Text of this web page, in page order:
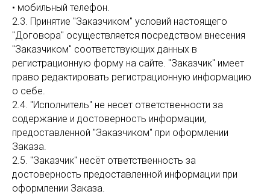
• мобильный телефон.
2.3. Принятие "Заказчиком" условий настоящего
"Договора" осуществляется посредством внесения
"Заказчиком" соответствующих данных в
регистрационную форму на сайте. "Заказчик" имеет
право редактировать регистрационную информацию
о себе.
2.4. "Исполнитель" не несет ответственности за
содержание и достоверность информации,
предоставленной "Заказчиком" при оформлении
Заказа.
2.5. "Заказчик" несёт ответственность за
достоверность предоставленной информации при
оформлении Заказа.